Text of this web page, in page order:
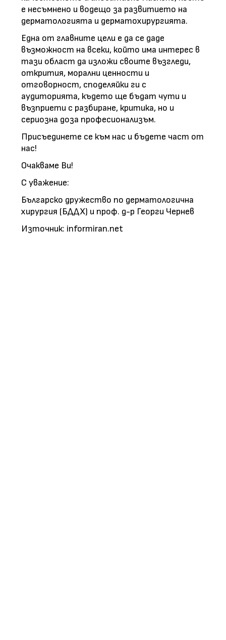
е несъмнено и водещо за развитието на
дерматологията и дерматохирургията.
Една от главните цели е да се даде
възможност на всеки, който има интерес в
тази област да изложи своите възгледи,
открития, морални ценности и
отговорност, споделяйки ги с
аудиторията, където ще бъдат чути и
възприети с разбиране, критика, но и
сериозна доза професионализъм.
Присъединете се към нас и бъдете част от
нас!
Очакваме Ви!
С уважение:
Българско дружество по дерматологична
хирургия (БДДХ) и проф. д-р Георги Чернев
Източник: informiran.net